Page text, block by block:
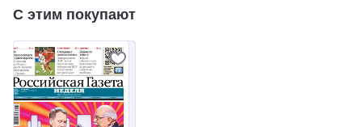
С этим покупают